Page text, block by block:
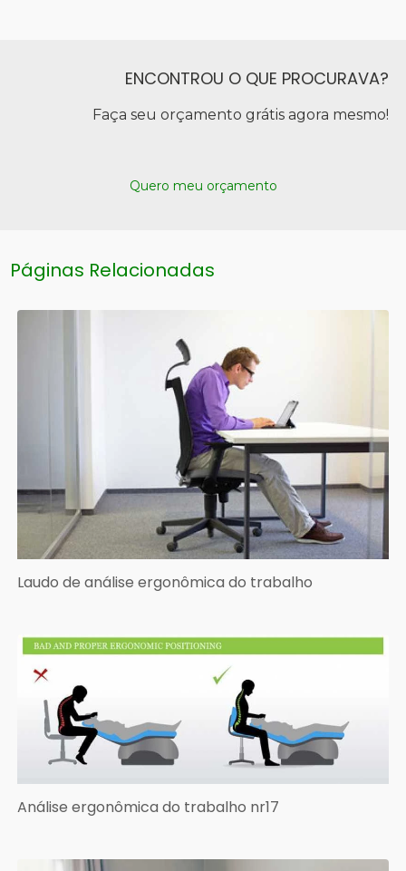
ENCONTROU O QUE PROCURAVA?
Faça seu orçamento grátis agora mesmo!
Quero meu orçamento
Páginas Relacionadas
Laudo de análise ergonômica do trabalho
Análise ergonômica do trabalho nr17